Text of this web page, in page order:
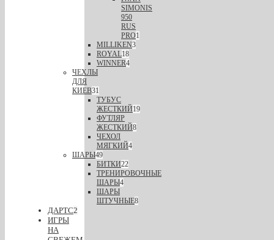
SIMONIS
950
RUS
PRO1
MILLIKEN3
ROYAL18
WINNER4
ЧЕХЛЫ
ДЛЯ
КИЕВ31
ТУБУС
ЖЕСТКИЙ19
ФУТЛЯР
ЖЕСТКИЙ8
ЧЕХОЛ
МЯГКИЙ4
ШАРЫ49
БИТКИ22
ТРЕНИРОВОЧНЫЕ
ШАРЫ4
ШАРЫ
ШТУЧНЫЕ8
ДАРТС2
ИГРЫ
НА